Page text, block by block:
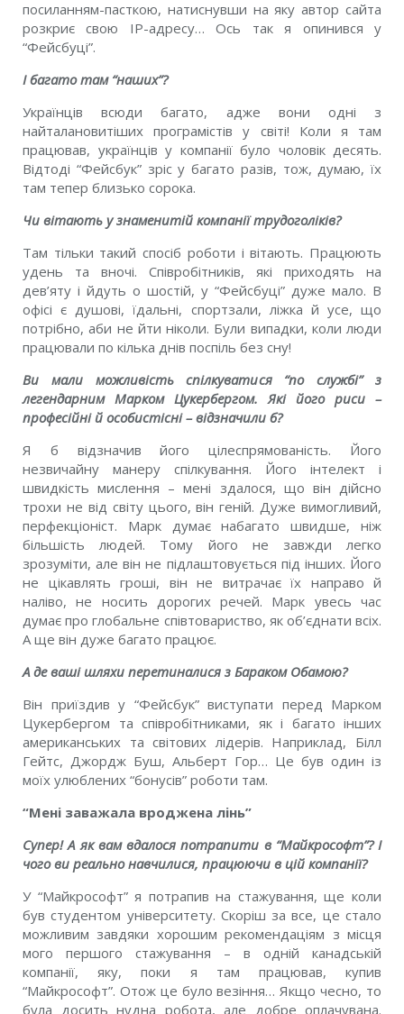
посиланням-пасткою, натиснувши на яку автор сайта
розкриє свою IP-адресу… Ось так я опинився у
“Фейсбуцi”.
I багато там “наших”?
Українцiв всюди багато, адже вони однi з
найталановитiших програмiстiв у свiтi! Коли я там
працював, українцiв у компанiї було чоловiк десять.
Вiдтодi “Фейсбук” зрiс у багато разiв, тож, думаю, їх
там тепер близько сорока.
Чи вітають у знаменитій компанії трудоголіків?
Там тiльки такий спосiб роботи і вітають. Працюють
удень та вночi. Спiвробiтникiв, якi приходять на
дев’яту і йдуть о шостiй, у “Фейсбуцi” дуже мало. В
офiсi є душовi, їдальнi, спортзали, лiжка й усе, що
потрiбно, аби не йти нiколи. Були випадки, коли люди
працювали по кiлька днiв поспiль без сну!
Ви мали можливiсть спiлкуватися “по службі” з
легендарним Марком Цукербергом. Якi його риси –
професiйнi й особистiснi – вiдзначили б?
Я б вiдзначив його цiлеспрямованiсть. Його
незвичайну манеру спiлкування. Його iнтелект i
швидкiсть мислення – менi здалося, що вiн дiйсно
трохи не вiд свiту цього, вiн генiй. Дуже вимогливий,
перфекцiонiст. Марк думає набагато швидше, нiж
бiльшiсть людей. Тому його не завжди легко
зрозумiти, але вiн не пiдлаштовується пiд iнших. Його
не цiкавлять грошi, вiн не витрачає їх направо й
налiво, не носить дорогих речей. Марк увесь час
думає про глобальне спiвтовариство, як об’єднати всiх.
А ще вiн дуже багато працює.
А де вашi шляхи перетиналися з Бараком Обамою?
Вiн приїздив у “Фейсбук” виступати перед Марком
Цукербергом та спiвробiтниками, як i багато iнших
американських та свiтових лiдерiв. Наприклад, Бiлл
Гейтс, Джордж Буш, Альберт Гор… Це був один iз
моїх улюблених “бонусiв” роботи там.
“Менi заважала вроджена лiнь”
Супер! А як вам вдалося потрапити в “Майкрософт”? I
чого ви реально навчилися, працюючи в цiй компанiї?
У “Майкрософт” я потрапив на стажування, ще коли
був студентом унiверситету. Скорiш за все, це стало
можливим завдяки хорошим рекомендацiям з мiсця
мого першого стажування – в однiй канадськiй
компанiї, яку, поки я там працював, купив
“Майкрософт”. Отож це було везiння… Якщо чесно, то
була досить нудна робота, але добре оплачувана.